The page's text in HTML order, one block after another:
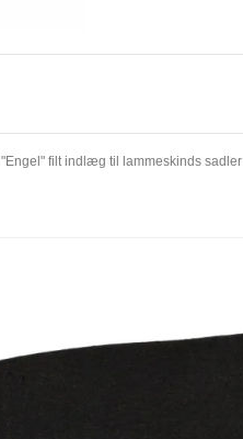
"Engel" filt indlæg til lammeskinds sadler